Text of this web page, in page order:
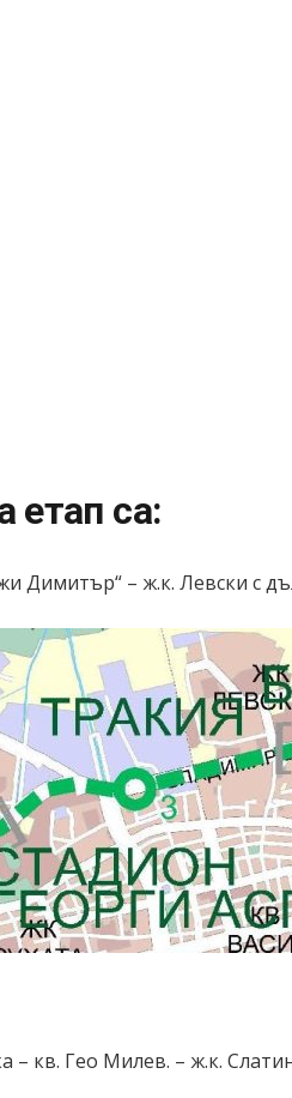
етап са:
Димитър“ – ж.к. Левски с
– кв. Гео Милев. – ж.к.